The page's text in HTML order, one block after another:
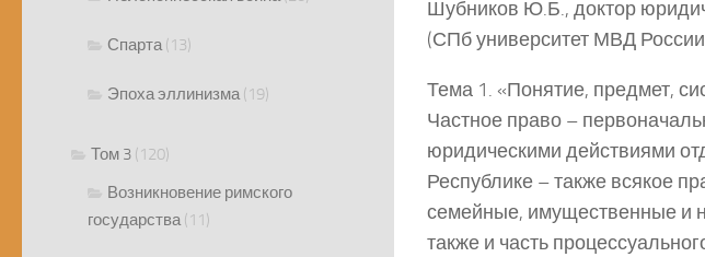
Шубников Ю.Б., доктор
(СПб университет МВД
Тема 1. «Понятие, предмет,
Частное право –
юридическими действиями
Республике – также всякое
семейные, имущественные и
также и часть
Спарта(13)
Эпоха эллинизма(19)
Том 3 (120)
Возникновение римского
государства(11)